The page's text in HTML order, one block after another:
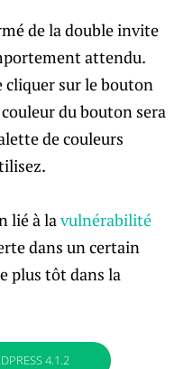
de la double invite
attendu.
sur le bouton
du bouton sera
de couleurs
lié à lavulnérabilité
dans un certain
plus tôt dans la
4.1.2